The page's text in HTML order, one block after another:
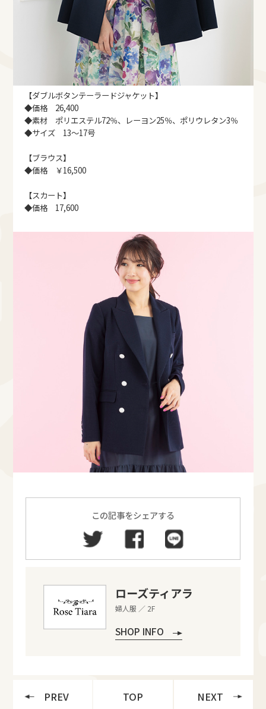
【ダブルボタンテーラードジャケット】
◆価格 26,400
◆素材 ポリエステル72％、レーヨン25％、ポリウレタン3％
◆サイズ 13～17号
【ブラウス】
◆価格 ￥16,500
【スカート】
◆価格 17,600
この記事をシェアする
ローズティアラ
婦人服 ／ 2F
SHOP INFO
PREV TOP NEXT